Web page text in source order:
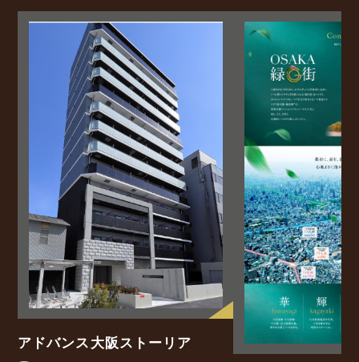
アドバンス大阪ストーリア